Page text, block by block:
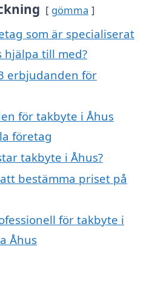
gömma
som är specialiserat
hjälpa till med?
erbjudanden för
för takbyte i Åhus
företag
takbyte i Åhus?
bestämma priset på
för takbyte i
Åhus